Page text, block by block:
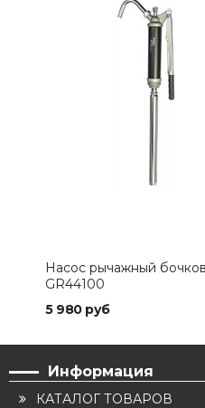
Насос рычажный
GR44100
5 980 руб
Информация
КАТАЛОГ ТОВАРОВ